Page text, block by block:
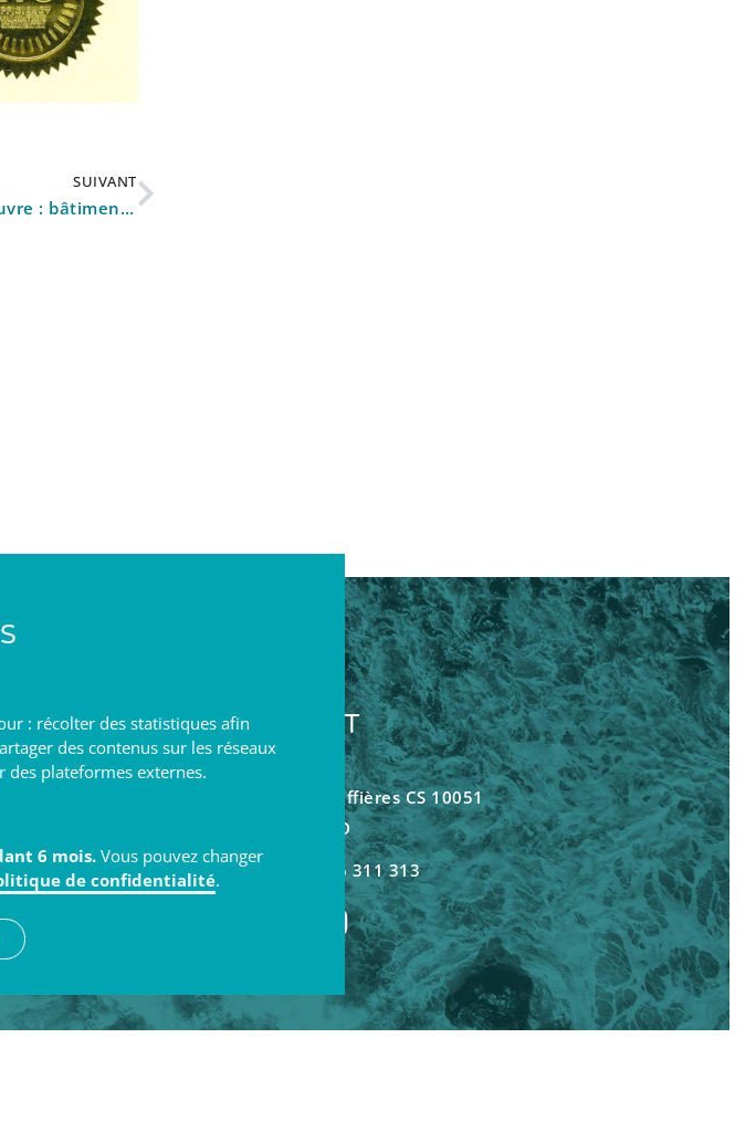
SUIVANT
Nouvelle mission de maîtrise d’œuvre : bâtiment port de pêche de chef de Baie à La Rochelle.
UTILES
confidentialité
CONTACT
8b rue des Greffières CS 10051
17140 LAGORD
Tél. +33(0)5 46 311 313
: récolter des statistiques afin
des contenus sur les réseaux
des plateformes externes.
6 mois.Vous pouvez changer
de confidentialité.